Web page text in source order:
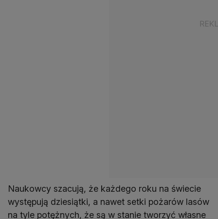
Naukowcy szacują, że każdego roku na świecie
występują dziesiątki, a nawet setki pożarów lasów
na tyle potężnych, że są w stanie tworzyć własne